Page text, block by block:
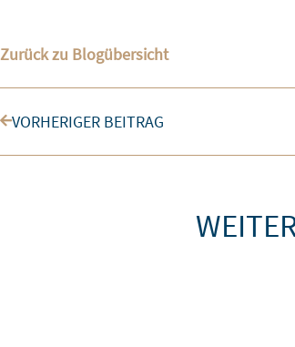
Zurück zu Blogübersicht
VORHERIGER BEITRAG